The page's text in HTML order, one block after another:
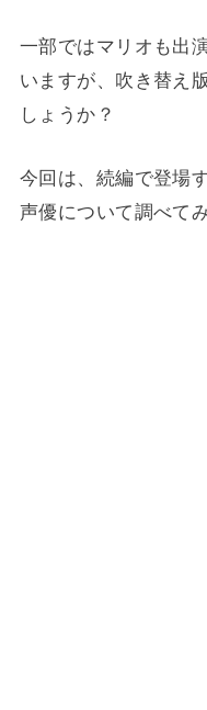
一部ではマリオも出
いますが、吹き替え
しょうか？
今回は、続編で登場
声優について調べて